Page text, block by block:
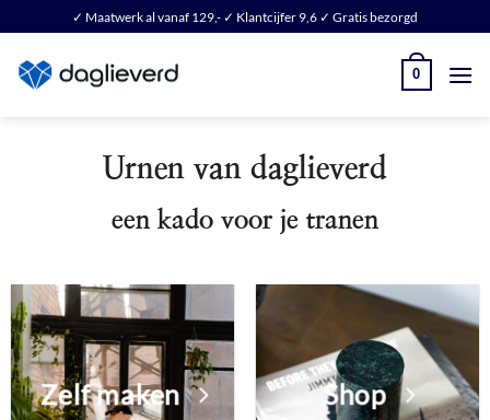
naar
inhoud
✓ Maatwerk al vanaf 129,- ✓ Klantcijfer 9,6 ✓ Gratis bezorgd
0
Urnen van daglieverd
een kado voor je tranen
Zelf maken Shop